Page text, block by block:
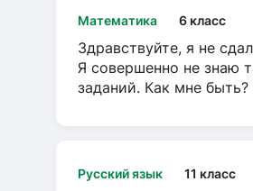
Математика 6 класс
Здравствуйте, я не
Я совершенно не знаю
заданий. Как мне
Русский язык 11 класс